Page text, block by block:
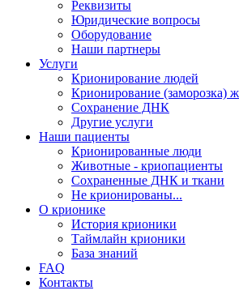
Реквизиты
Юридические вопросы
Оборудование
Наши партнеры
Услуги
Крионирование людей
Крионирование (заморозка)
Сохранение ДНК
Другие услуги
Наши пациенты
Крионированные люди
Животные - криопациенты
Сохраненные ДНК и ткани
Не крионированы...
О крионике
История крионики
Таймлайн крионики
База знаний
FAQ
Контакты